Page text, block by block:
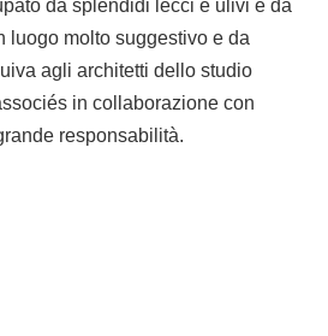
da splendidi lecci e ulivi e da
luogo molto suggestivo e da
agli architetti dello studio
in collaborazione con
responsabilità.